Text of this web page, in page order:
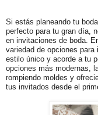
Si estás planeando tu
perfecto para tu gran día,
en invitaciones de boda.
variedad de opciones
estilo único y acorde a tu
opciones más modernas,
rompiendo moldes y
tus invitados desde el